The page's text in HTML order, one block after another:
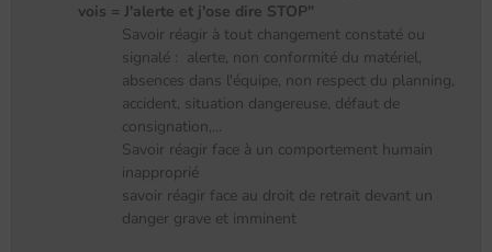
vois = J'alerte et j'ose dire STOP"
Savoir réagir à tout changement constaté ou
signalé : alerte, non conformité du matériel,
absences dans l'équipe, non respect du planning,
accident, situation dangereuse, défaut de
consignation,...
Savoir réagir face à un comportement humain
inapproprié
savoir réagir face au droit de retrait devant un
danger grave et imminent